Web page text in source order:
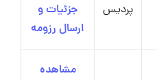
پردیس
جزئیات و
ارسال رزومه
مشاهده